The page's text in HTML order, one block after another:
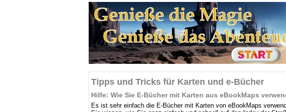
Tipps und Tricks für Karten und e-Bücher
Hilfe: Wie Sie E-Bücher mit Karten aus eBookMaps
Es ist sehr einfach die E-Bücher mit Karten von eBookMaps